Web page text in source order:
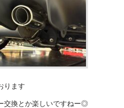
ります
交換とか楽しいですねー◎